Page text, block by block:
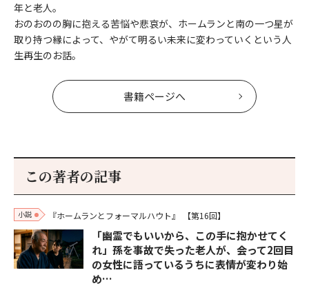
年と老人。
おのおのの胸に抱える苦悩や悲哀が、ホームランと南の一つ星が
取り持つ縁によって、やがて明るい未来に変わっていくという人
生再生のお話。
書籍ページへ
この著者の記事
小説 『ホームランとフォーマルハウト』 【第16回】
「幽霊でもいいから、この手に抱かせてく
れ」孫を事故で失った老人が、会って2回目
の女性に語っているうちに表情が変わり始
め…